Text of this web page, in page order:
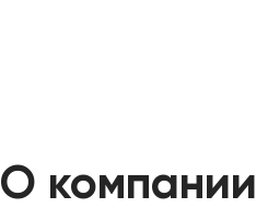
О компании